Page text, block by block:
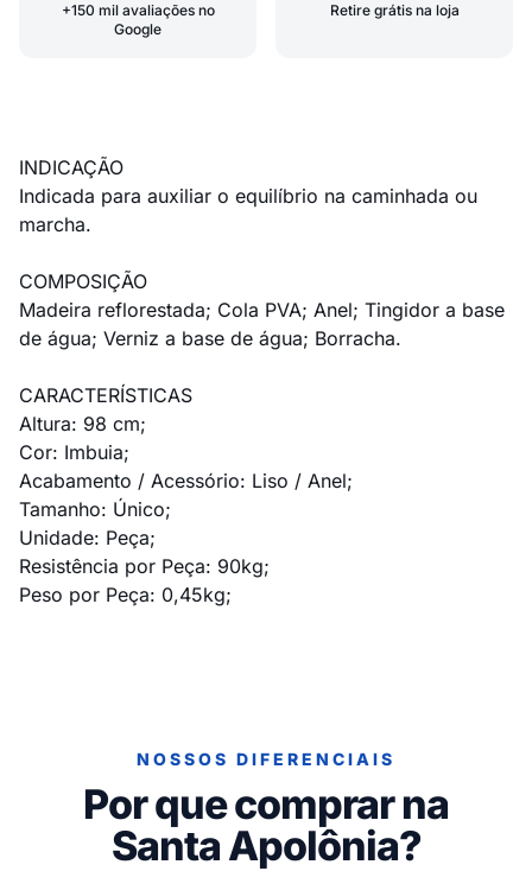
+150 mil avaliações no
Google
Retire grátis na loja
INDICAÇÃO
Indicada para auxiliar o equilíbrio na caminhada ou
marcha.
COMPOSIÇÃO
Madeira reflorestada; Cola PVA; Anel; Tingidor a base
de água; Verniz a base de água; Borracha.
CARACTERÍSTICAS
Altura: 98 cm;
Cor: Imbuia;
Acabamento / Acessório: Liso / Anel;
Tamanho: Único;
Unidade: Peça;
Resistência por Peça: 90kg;
Peso por Peça: 0,45kg;
NOSSOS DIFERENCIAIS
Por que comprar na
Santa Apolônia?